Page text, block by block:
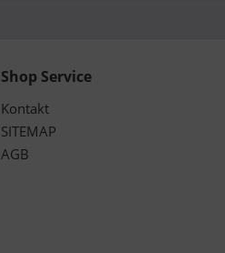
Shop Service
Kontakt
SITEMAP
AGB